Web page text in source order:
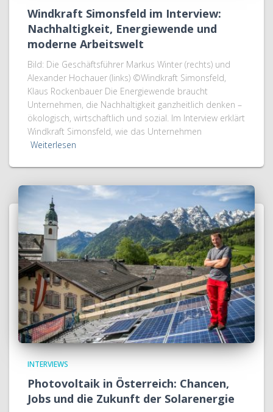
Windkraft Simonsfeld im Interview:
Nachhaltigkeit, Energiewende und
moderne Arbeitswelt
Bild: Die Geschäftsführer Markus Winter (rechts) und
Alexander Hochauer (links) ©Windkraft Simonsfeld,
Klaus Rockenbauer Die Energiewende braucht
Unternehmen, die Nachhaltigkeit ganzheitlich denken –
ökologisch, wirtschaftlich und sozial. Im Interview erklärt
Windkraft Simonsfeld, wie das Unternehmen
Weiterlesen
INTERVIEWS
Photovoltaik in Österreich: Chancen,
Jobs und die Zukunft der Solarenergie